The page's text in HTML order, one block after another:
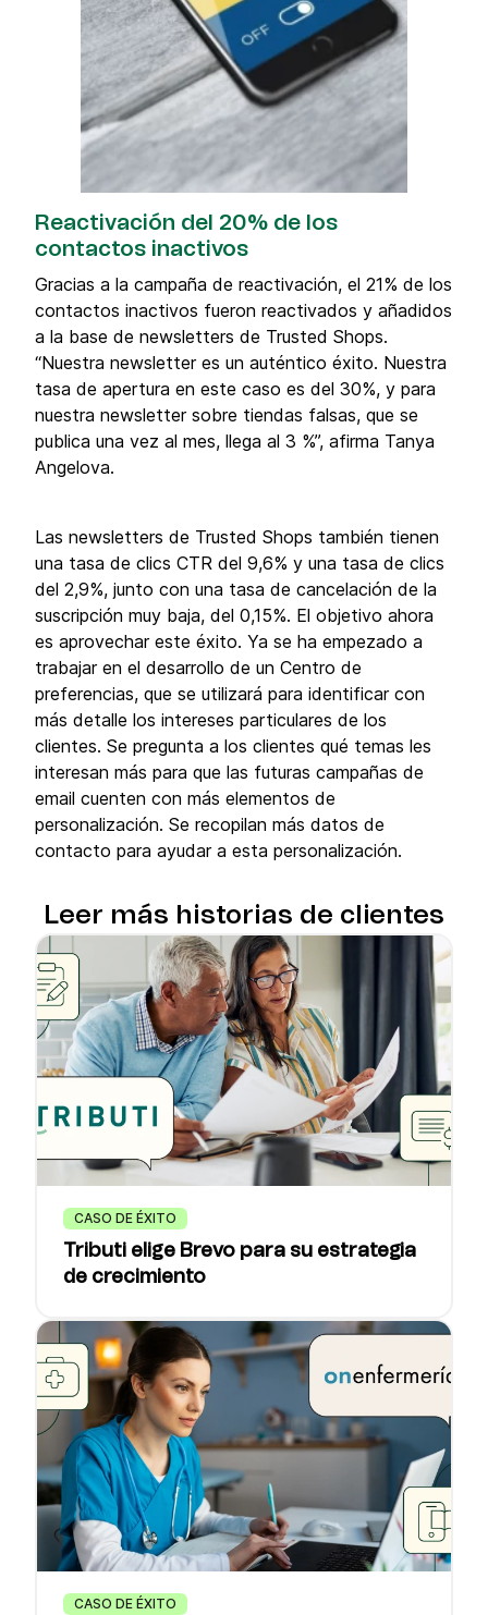
Reactivación del 20% de los
contactos inactivos
Gracias a la campaña de reactivación, el 21% de los
contactos inactivos fueron reactivados y añadidos
a la base de newsletters de Trusted Shops.
“Nuestra newsletter es un auténtico éxito. Nuestra
tasa de apertura en este caso es del 30%, y para
nuestra newsletter sobre tiendas falsas, que se
publica una vez al mes, llega al 3 %”, afirma Tanya
Angelova.
Las newsletters de Trusted Shops también tienen
una tasa de clics CTR del 9,6% y una tasa de clics
del 2,9%, junto con una tasa de cancelación de la
suscripción muy baja, del 0,15%. El objetivo ahora
es aprovechar este éxito. Ya se ha empezado a
trabajar en el desarrollo de un Centro de
preferencias, que se utilizará para identificar con
más detalle los intereses particulares de los
clientes. Se pregunta a los clientes qué temas les
interesan más para que las futuras campañas de
email cuenten con más elementos de
personalización. Se recopilan más datos de
contacto para ayudar a esta personalización.
Leer más historias de clientes
CASO DE ÉXITO
Tributi elige Brevo para su estrategia
de crecimiento
CASO DE ÉXITO